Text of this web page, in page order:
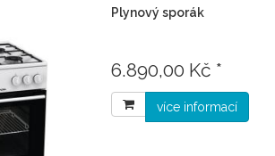
Plynový sporák
6.890,00 Kč *
více informací